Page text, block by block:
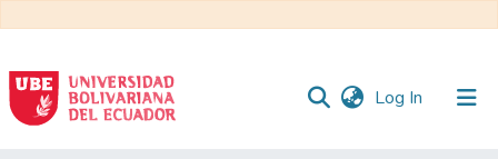
Log In (current)